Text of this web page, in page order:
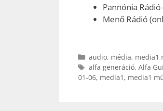
Pannónia
Menő Rádió
Kategória
audio, média, media1
Címkék
alfa generáció, Alfa
01-06, media1 , media1